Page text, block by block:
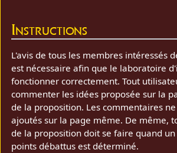
Instructions
L'avis de tous les membres intéressés
est nécessaire afin que le laboratoire
fonctionner correctement. Tout
commenter les idées proposée sur la
de la proposition. Les commentaires
ajoutés sur la page même. De même,
de la proposition doit se faire quand un
points débattus est déterminé.